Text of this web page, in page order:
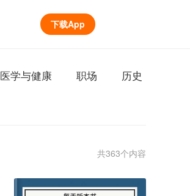
下载App
医学与健康 职场
历史
共363个内容